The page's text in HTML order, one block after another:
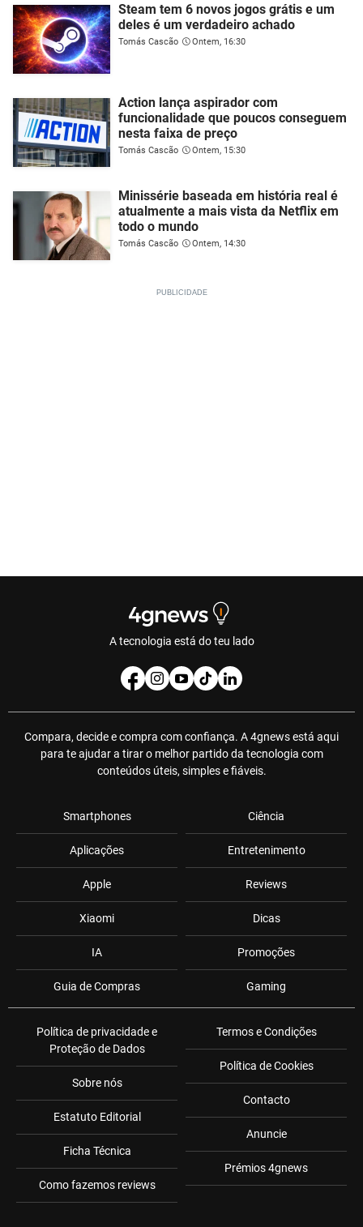
Steam tem 6 novos jogos grátis e um
deles é um verdadeiro achado
Tomás Cascão Ontem, 16:30
Action lança aspirador com
funcionalidade que poucos conseguem
nesta faixa de preço
Tomás Cascão Ontem, 15:30
Minissérie baseada em história real é
atualmente a mais vista da Netflix em
todo o mundo
Tomás Cascão Ontem, 14:30
A tecnologia está do teu lado
Compara, decide e compra com confiança. A 4gnews está aqui
para te ajudar a tirar o melhor partido da tecnologia com
conteúdos úteis, simples e fiáveis.
Smartphones
Aplicações
Apple
Xiaomi
IA
Guia de Compras
Ciência
Entretenimento
Reviews
Dicas
Promoções
Gaming
Política de privacidade e
Proteção de Dados
Sobre nós
Estatuto Editorial
Ficha Técnica
Como fazemos reviews
Termos e Condições
Política de Cookies
Contacto
Anuncie
Prémios 4gnews